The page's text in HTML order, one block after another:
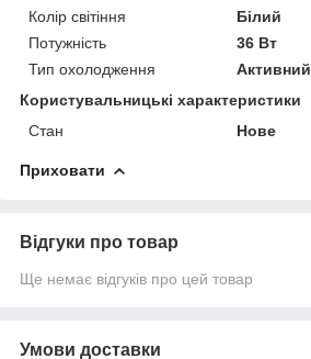
Колір світіння
Білий
Потужність
36 Вт
Тип охолодження
Активний
Користувальницькі характеристики
Стан
Нове
Приховати
Відгуки про товар
Ще немає відгуків про цей товар
Умови доставки